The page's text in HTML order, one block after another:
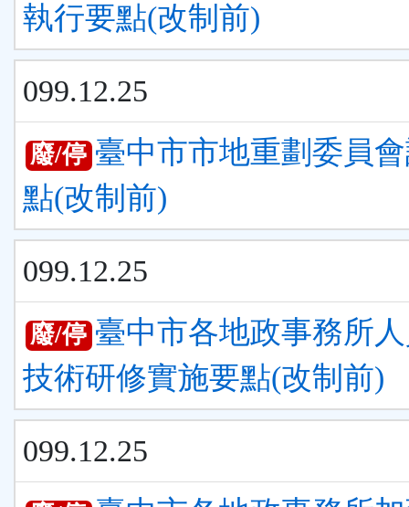
執行要點(改制前)
099.12.25
廢/停 臺中市市地重劃委員
點(改制前)
099.12.25
廢/停 臺中市各地政事務所
技術研修實施要點(改制前)
099.12.25